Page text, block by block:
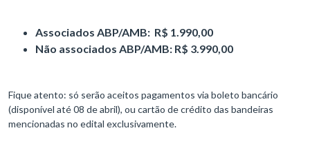
Associados ABP/AMB: R$ 1.990,00
Não associados ABP/AMB: R$ 3.990,00
Fique atento: só serão aceitos pagamentos via boleto bancário
(disponível até 08 de abril), ou cartão de crédito das bandeiras
mencionadas no edital exclusivamente.